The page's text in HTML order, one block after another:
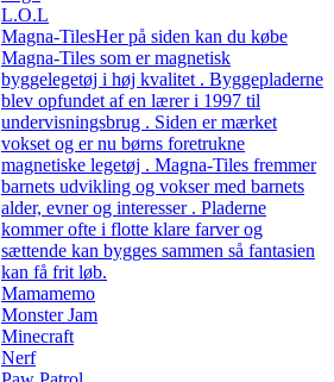
L.O.L
Magna-TilesHer på siden kan du købe
Magna-Tiles som er magnetisk
byggelegetøj i høj kvalitet . Byggepladerne
blev opfundet af en lærer i 1997 til
undervisningsbrug . Siden er mærket
vokset og er nu børns foretrukne
magnetiske legetøj . Magna-Tiles fremmer
barnets udvikling og vokser med barnets
alder, evner og interesser . Pladerne
kommer ofte i flotte klare farver og
sættende kan bygges sammen så fantasien
kan få frit løb.
Mamamemo
Monster Jam
Minecraft
Nerf